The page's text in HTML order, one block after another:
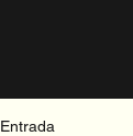
Entrada